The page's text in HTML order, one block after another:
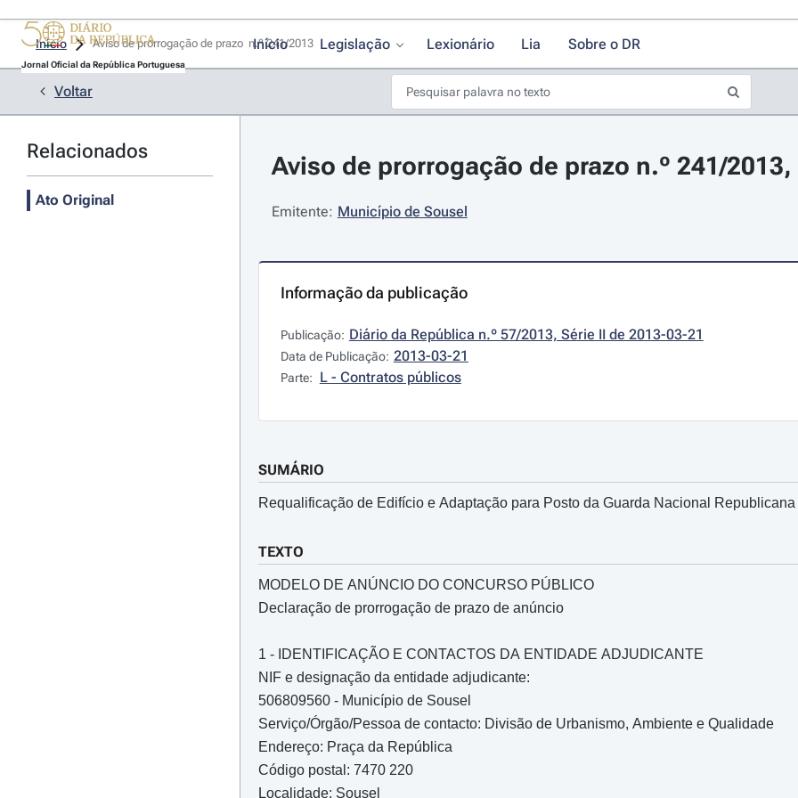
Jornal Oficial da República Portuguesa
Início Legislação Lexionário Lia Sobre o DR
Início
Voltar
Relacionados
Ato Original
Aviso de prorrogação de prazo n.º 241/
Emitente: Município de Sousel
Informação da publicação
Publicação: Diário da República n.º 57/2013, Série II de 2013-03-21
Data de Publicação: 2013-03-21
Parte: L - Contratos públicos
SUMÁRIO
Requalificação de Edifício e Adaptação para Posto da Guarda Nacional Republicana
TEXTO
MODELO DE ANÚNCIO DO CONCURSO PÚBLICO
Declaração de prorrogação de prazo de anúncio
1 - IDENTIFICAÇÃO E CONTACTOS DA ENTIDADE ADJUDICANTE
NIF e designação da entidade adjudicante:
506809560 - Município de Sousel
Serviço/Órgão/Pessoa de contacto: Divisão de Urbanismo, Ambiente e Qualidade
Endereço: Praça da República
Código postal: 7470 220
Localidade: Sousel